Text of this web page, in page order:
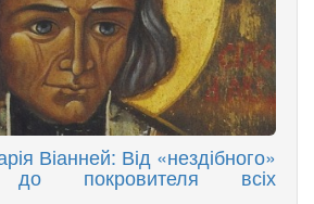
Віанней: Від «нездібного»
до покровителя всіх